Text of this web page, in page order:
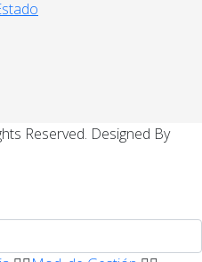
Reserved. Designed By